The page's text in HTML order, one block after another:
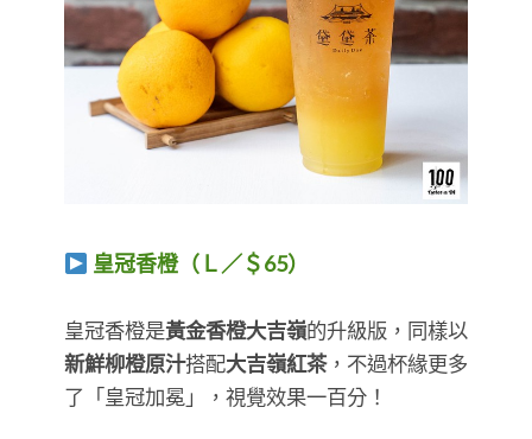
皇冠香橙（Ｌ／＄65）
​​​​​​​皇冠香橙是黃金香橙大吉嶺的升級版，同樣以
新鮮柳橙原汁搭配大吉嶺紅茶，不過杯緣更多
了「皇冠加冕」，視覺效果一百分！